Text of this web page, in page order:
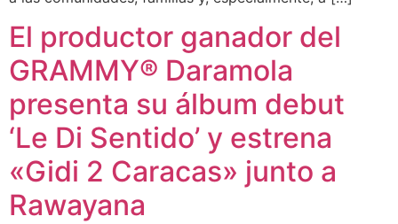
El productor ganador del
GRAMMY® Daramola
presenta su álbum debut
‘Le Di Sentido’ y estrena
«Gidi 2 Caracas» junto a
Rawayana